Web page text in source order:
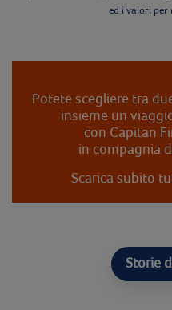
ed i valori
Potete scegliere tra
insieme un
con Capitan
in compagnia
Scarica subito
Storie